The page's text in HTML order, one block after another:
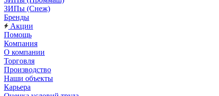
ЗИПы (Снеж)
Бренды
Акции
Помощь
Компания
О компании
Торговля
Производство
Наши объекты
Карьера